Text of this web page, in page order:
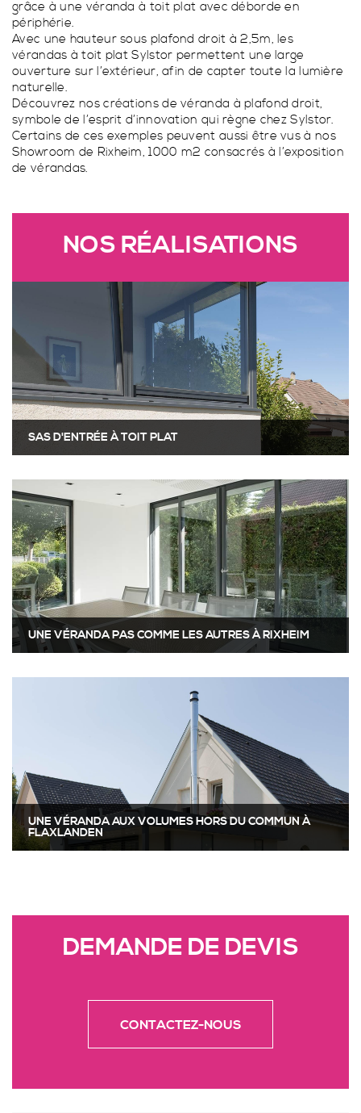
PERGOLA TRADITIONNELLE
PERGOLA CONTEMPORAINE
GARDE-CORPS SUR MESURE
PORTAILS SUR MESURE
STORES INTÉRIEURS
Porte fenêtre coulissante à 2 vantaux à galandage
FENÊTRES ET PORTE FENÊTRES 2 BATTANTS
PORTE FENÊTRE COULISSANTE À 2 VANTAUX À
GALANDAGE
SPA PARFAITEMENT INTÉGRÉ À HABSHEIM
SPA SPORT
grâce à une véranda à toit plat avec déborde en
périphérie.
Avec une hauteur sous plafond droit à 2,5m, les
vérandas à toit plat Sylstor permettent une large
ouverture sur l’extérieur, afin de capter toute la lumière
naturelle.
Découvrez nos créations de véranda à plafond droit,
symbole de l’esprit d’innovation qui règne chez Sylstor.
Certains de ces exemples peuvent aussi être vus à nos
Showroom de Rixheim, 1000 m2 consacrés à l’exposition
de vérandas.
NOS RÉALISATIONS
SAS D'ENTRÉE À TOIT PLAT
UNE VÉRANDA PAS COMME LES AUTRES À RIXHEIM
UNE VÉRANDA AUX VOLUMES HORS DU COMMUN À
FLAXLANDEN
DEMANDE DE DEVIS
CONTACTEZ-NOUS